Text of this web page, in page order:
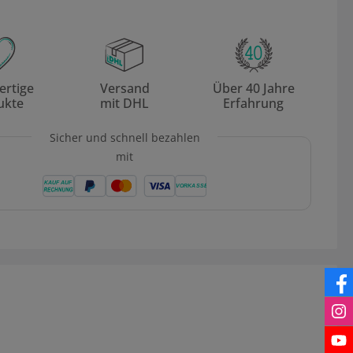
Versand
mit DHL
Über 40 Jahre
Erfahrung
Sicher und schnell bezahlen
mit